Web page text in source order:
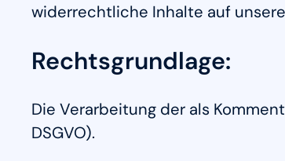
widerrechtliche Inhalte auf
Rechtsgrundlage:
Die Verarbeitung der als
DSGVO).